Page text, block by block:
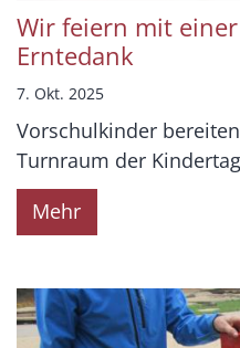
Wir feiern mit
Erntedank
7. Okt. 2025
Vorschulkinder
Turnraum der
Mehr